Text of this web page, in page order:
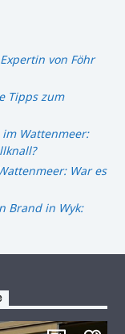
von Föhr
Tipps zum
Wattenmeer:
War es
Brand in Wyk: